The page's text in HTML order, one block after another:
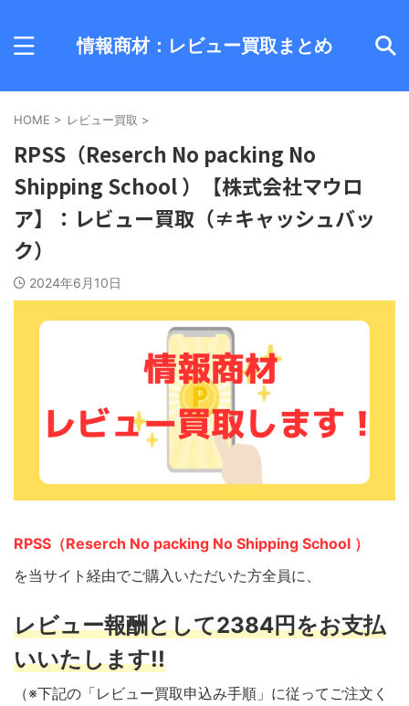
情報商材：レビュー買取まとめ
HOME > レビュー買取 >
RPSS（Reserch No packing No
Shipping School ）【株式会社マウロ
ア】：レビュー買取（≠キャッシュバッ
ク）
2024年6月10日
RPSS（Reserch No packing No Shipping School ）
を当サイト経由でご購入いただいた方全員に、
レビュー報酬として2384円をお支払
いいたします!!
（※下記の「レビュー買取申込み手順」に従ってご注文く